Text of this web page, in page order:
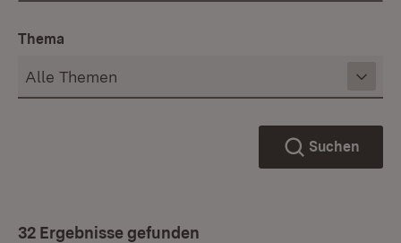
Thema
Suchen
32 Ergebnisse gefunden